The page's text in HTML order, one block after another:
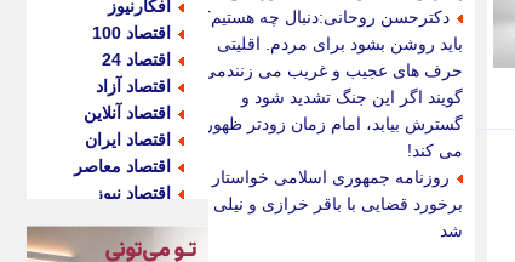
دکترحسن روحانی:دنبال چه هستیم؟
باید روشن بشود برای مردم. اقلیتی
حرف های عجیب و غریب می زنندمی
گویند اگر این جنگ تشدید شود و
گسترش بیابد، امام زمان زودتر ظهور
می کند!
روزنامه جمهوری اسلامی خواستار
برخورد قضایی با باقر خرازی و نیلی
شد
افکارنیوز
اقتصاد 100
اقتصاد 24
اقتصاد آزاد
اقتصاد آنلاین
اقتصاد ایران
اقتصاد معاصر
اقتصاد نیوز
اکوفارس